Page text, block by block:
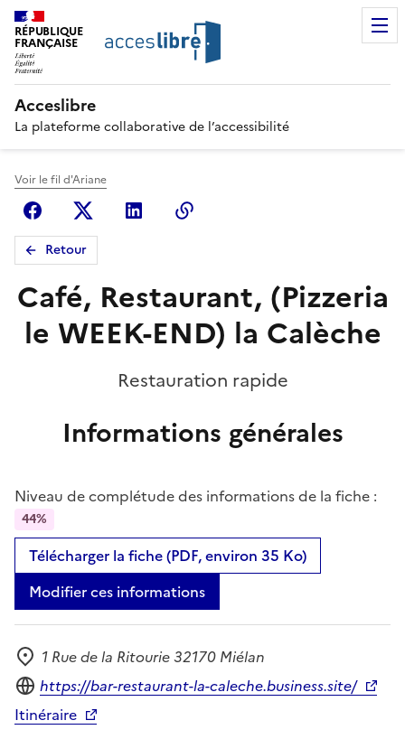
RÉPUBLIQUE
FRANÇAISE
Acceslibre
La plateforme collaborative de l’accessibilité
Voir le fil d'Ariane
FacebookX (anciennement Twitter)
Linkedin
Retour
Café, Restaurant, (Pizzeria
le WEEK-END) la Calèche
Restauration rapide
Informations générales
Niveau de complétude des informations de la fiche :
44%
Télécharger la fiche (PDF, environ 35 Ko)
Modifier ces informations
Adresse
1 Rue de la Ritourie 32170 Miélan
Site internet
https://bar-restaurant-la-caleche.business.site/
Itinéraire